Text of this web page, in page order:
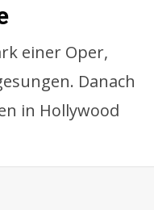
einer Oper,
Danach
in Hollywood